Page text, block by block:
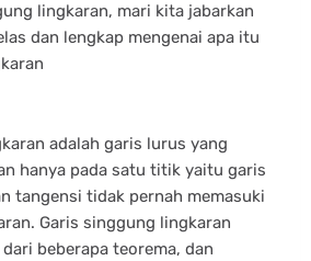
lingkaran, mari kita jabarkan
dan lengkap mengenai apa itu
adalah garis lurus yang
hanya pada satu titik yaitu garis
tangensi tidak pernah memasuki
Garis singgung lingkaran
beberapa teorema, dan